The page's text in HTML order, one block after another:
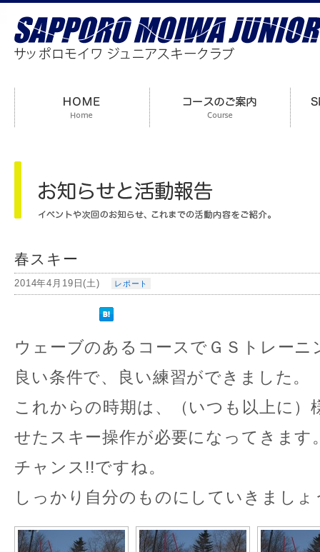
春スキー
2014年4月19日(土) レポート
ウェーブのあるコースでＧＳトレーニ
良い条件で、良い練習ができました。
これからの時期は、（いつも以上に）
せたスキー操作が必要になってきます
チャンス!!ですね。
しっかり自分のものにしていきましょ